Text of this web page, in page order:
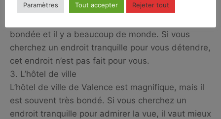
La plage de Las Arenas est une des plus
bondée et il y a beaucoup de monde. Si vous
cherchez un endroit tranquille pour vous détendre,
cet endroit n’est pas fait pour vous.
3. L’hôtel de ville
L’hôtel de ville de Valence est magnifique, mais il
est souvent très bondé. Si vous cherchez un
endroit tranquille pour admirer la vue, il vaut mieux
Paramètres Tout accepter Rejeter tout